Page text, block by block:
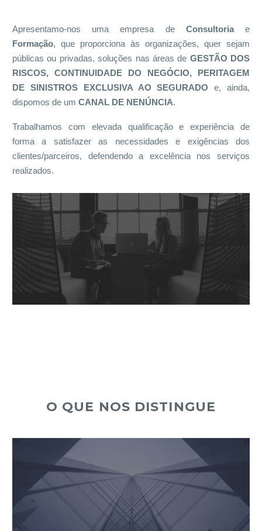
Apresentamo-nos uma empresa de Consultoriae
Formação, que proporciona às organizações, quer sejam
públicas ou privadas, soluções nas áreas de GESTÃO DOS
RISCOS, CONTINUIDADE DO NEGÓCIO, PERITAGEM
DE SINISTROS EXCLUSIVA AO SEGURADO e, ainda,
dispomos de um CANAL DE NENÚNCIA.
Trabalhamos com elevada qualificação e experiência de
forma a satisfazer as necessidades e exigências dos
clientes/parceiros, defendendo a excelência nos serviços
realizados.
O QUE NOS DISTINGUE